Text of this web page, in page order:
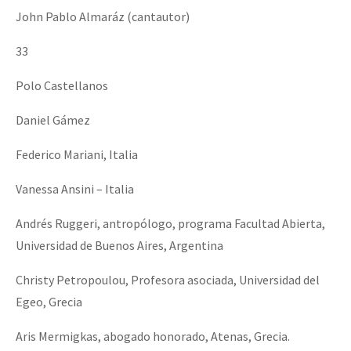
John Pablo Almaráz (cantautor)
33
Polo Castellanos
Daniel Gámez
Federico Mariani, Italia
Vanessa Ansini – Italia
Andrés Ruggeri, antropólogo, programa Facultad Abierta,
Universidad de Buenos Aires, Argentina
Christy Petropoulou, Profesora asociada, Universidad del
Egeo, Grecia
Aris Mermigkas, abogado honorado, Atenas, Grecia.